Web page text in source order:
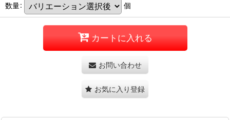
数量: 個
カートに入れる
お問い合わせ
お気に入り登録